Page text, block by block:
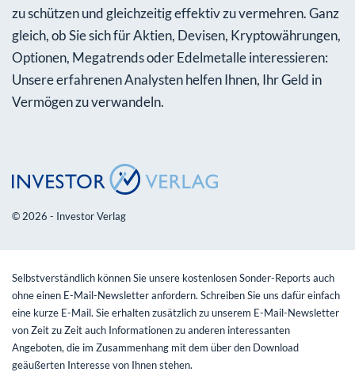
zu schützen und gleichzeitig effektiv zu vermehren. Ganz
gleich, ob Sie sich für Aktien, Devisen, Kryptowährungen,
Optionen, Megatrends oder Edelmetalle interessieren:
Unsere erfahrenen Analysten helfen Ihnen, Ihr Geld in
Vermögen zu verwandeln.
© 2026 - Investor Verlag
Selbstverständlich können Sie unsere kostenlosen Sonder-Reports auch
ohne einen E-Mail-Newsletter anfordern. Schreiben Sie uns dafür einfach
eine kurze E-Mail. Sie erhalten zusätzlich zu unserem E-Mail-Newsletter
von Zeit zu Zeit auch Informationen zu anderen interessanten
Angeboten, die im Zusammenhang mit dem über den Download
geäußerten Interesse von Ihnen stehen.